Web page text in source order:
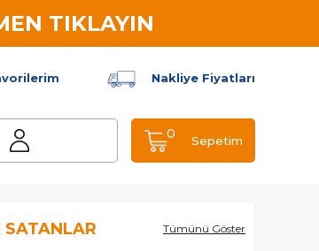
TIKLAYIN
Nakliye Fiyatları
Sepetim
0
SATANLAR Tümünü Göster